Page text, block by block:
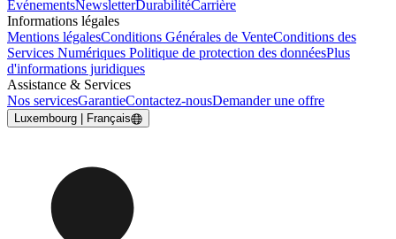
ÉvénementsNewsletterDurabilitéCarrière
Informations légales
Mentions légalesConditions Générales de VenteConditions des
Services Numériques Politique de protection des donnéesPlus
d'informations juridiques
Assistance & Services
Nos servicesGarantieContactez-nousDemander une offre
Luxembourg | Français